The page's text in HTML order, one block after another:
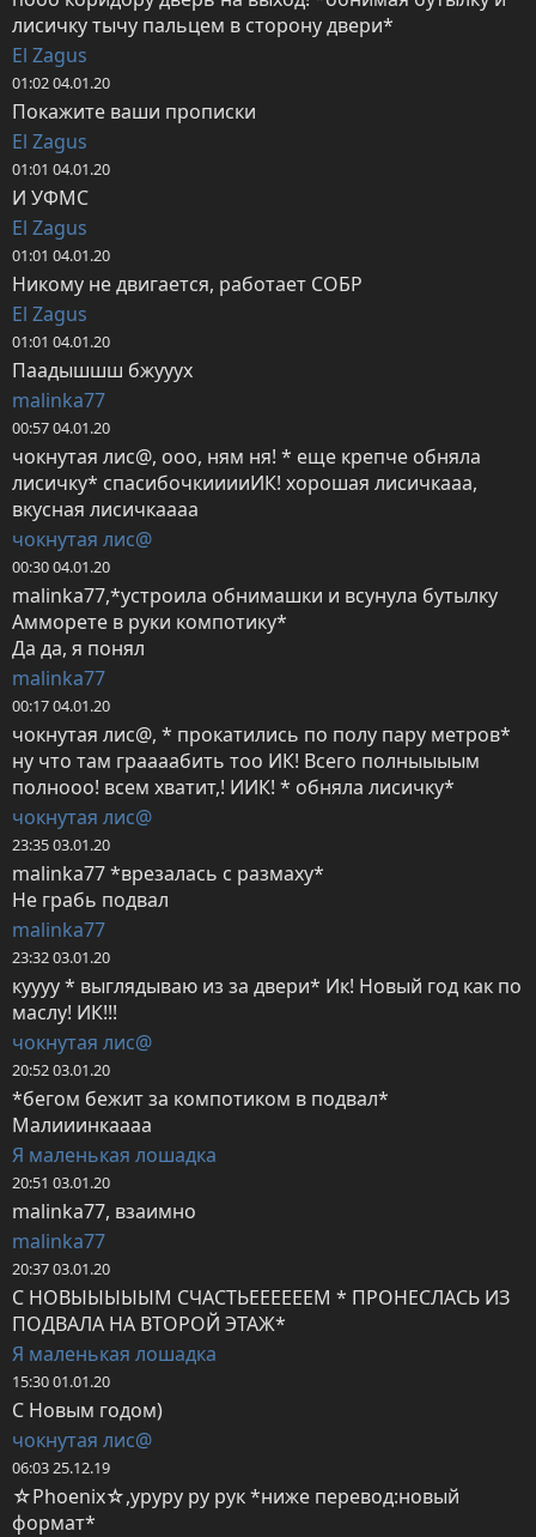
лисичку тычу пальцем в сторону двери*
El Zagus
01:02 04.01.20
Покажите ваши прописки
El Zagus
01:01 04.01.20
И УФМС
El Zagus
01:01 04.01.20
Никому не двигается, работает СОБР
El Zagus
01:01 04.01.20
Паадышшш бжууух
malinka77
00:57 04.01.20
чокнутая лис@, ооо, ням ня! * еще крепче обняла
лисичку* спасибочкииииИК! хорошая лисичкааа,
вкусная лисичкаааа
чокнутая лис@
00:30 04.01.20
malinka77,*устроила обнимашки и всунула бутылку
Амморете в руки компотику*
Да да, я понял
malinka77
00:17 04.01.20
чокнутая лис@, * прокатились по полу пару метров*
ну что там граааабить тоо ИК! Всего полныыыым
полнооо! всем хватит,! ИИК! * обняла лисичку*
чокнутая лис@
23:35 03.01.20
malinka77 *врезалась с размаху*
Не грабь подвал
malinka77
23:32 03.01.20
куууу * выглядываю из за двери* Ик! Новый год как по
маслу! ИК!!!
чокнутая лис@
20:52 03.01.20
*бегом бежит за компотиком в подвал*
Малииинкаааа
Я маленькая лошадка
20:51 03.01.20
malinka77, взаимно
malinka77
20:37 03.01.20
С НОВЫЫЫЫЫМ СЧАСТЬЕЕЕЕЕЕМ * ПРОНЕСЛАСЬ ИЗ
ПОДВАЛА НА ВТОРОЙ ЭТАЖ*
Я маленькая лошадка
15:30 01.01.20
С Новым годом)
чокнутая лис@
06:03 25.12.19
☆Phoenix☆,уруру ру рук *ниже перевод:новый
формат*